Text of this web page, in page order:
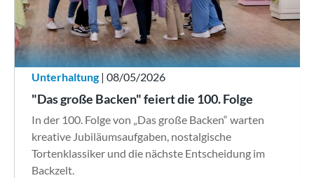
Unterhaltung| 08/05/2026
"Das große Backen" feiert die 100. Folge
In der 100. Folge von „Das große Backen“ warten
kreative Jubiläumsaufgaben, nostalgische
Tortenklassiker und die nächste Entscheidung im
Backzelt.